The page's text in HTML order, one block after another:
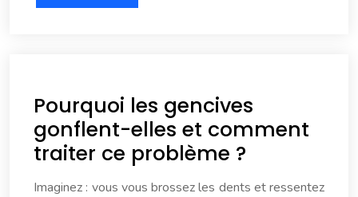
Pourquoi les gencives
gonflent-elles et comment
traiter ce problème ?
Imaginez : vous vous brossez les dents et ressentez